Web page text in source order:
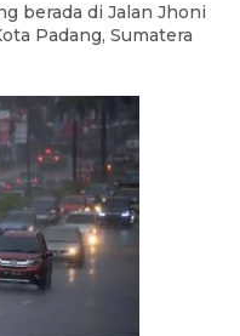
berada di Jalan Jhoni
Padang, Sumatera